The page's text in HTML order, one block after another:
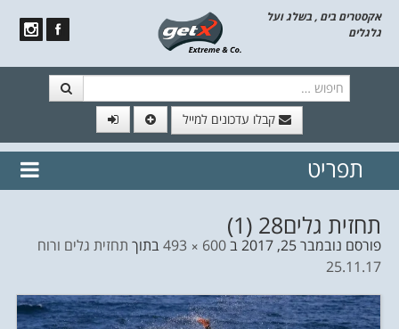
אקסטרים בים , בשלג ועל
גלגלים
קבלו עדכונים למייל
// הצטרף לרשימת תפוצה!
נשמח
תפריט
תחזית גלים28 (1)
פורסם נובמבר 25, 2017 ב600 × 493 בתוך תחזית גלים ורוח
25.11.17